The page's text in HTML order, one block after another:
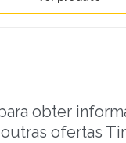
obter
ofertas